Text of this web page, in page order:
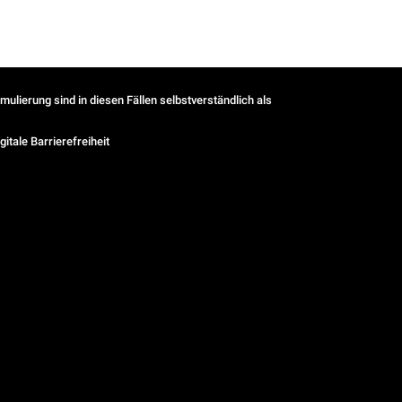
sind in diesen Fällen selbstverständlich als
Barrierefreiheit